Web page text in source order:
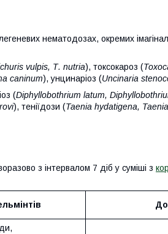
нематодозах, окремих
vulpis, Т. nutria), токсокароз (
caninum), унцинаріоз (Uncinaria
(Diphyllobothrium latum,
), теніїдози (Taenia hydatigena, Taenia
з інтервалом 7 діб у суміші з